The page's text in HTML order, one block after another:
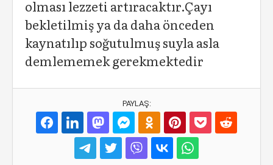
olması lezzeti artıracaktır.Çayı
bekletilmiş ya da daha önceden
kaynatılıp soğutulmuş suyla asla
demlememek gerekmektedir
PAYLAŞ: